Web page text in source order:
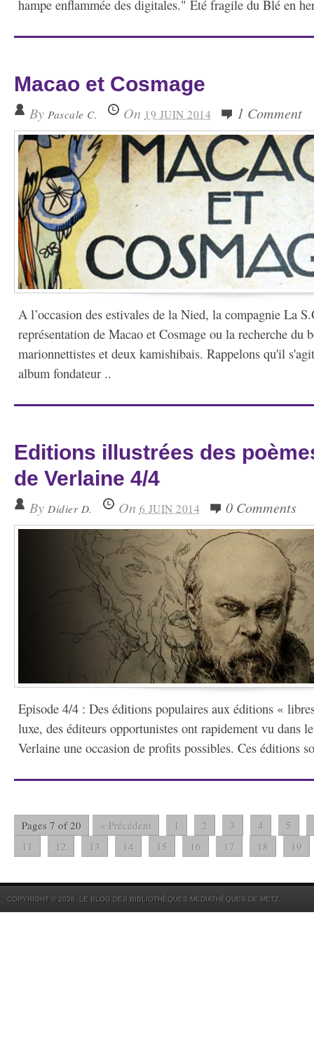
hampe enflammée des digitales." Été fragile du Blé en
Macao et Cosmage
By Pascale C. On 19 JUIN 2014 1 Comment
A l’occasion des estivales de la Nied, la compagnie La
représentation de Macao et Cosmage ou la recherche du
marionnettistes et deux kamishibais. Rappelons qu'il
album fondateur ..
Editions illustrées des
de Verlaine 4/4
By Didier D. On 6 JUIN 2014 0 Comments
Episode 4/4 : Des éditions populaires aux éditions «
luxe, des éditeurs opportunistes ont rapidement vu dans
Verlaine une occasion de profits possibles. Ces éditions
Pages 7 of 20 « Précédent 1 2 3 4
5
11
12 13 14 15 16 17 18 19
COPYRIGHT © 2026. LE BLOG DES BIBLIOTHÈQUES MÉDIATHÈQUES DE METZ.